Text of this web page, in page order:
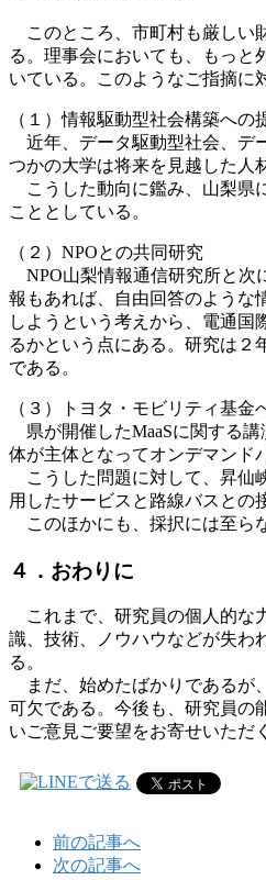
このところ、市町村も厳しい
る。理事会においても、もっと
いている。このようなご指摘に
（１）情報駆動型社会構築への
近年、データ駆動型社会、デ
つかの大学は将来を見越した人
こうした動向に鑑み、山梨県
こととしている。
（２）NPOとの共同研究
NPO山梨情報通信研究所と次
報もあれば、自由回答のような
しようという考えから、電通
るかという点にある。研究は２
である。
（３）トヨタ・モビリティ基金
県が開催したMaaSに関する
体が主体となってオンデマンド
こうした問題に対して、昇仙
用したサービスと路線バスとの
このほかにも、採択には至ら
４．おわりに
これまで、研究員の個人的な
識、技術、ノウハウなどが失わ
る。
まだ、始めたばかりであるが
可欠である。今後も、研究員の
いご意見ご要望をお寄せいただ
前の記事へ
次の記事へ